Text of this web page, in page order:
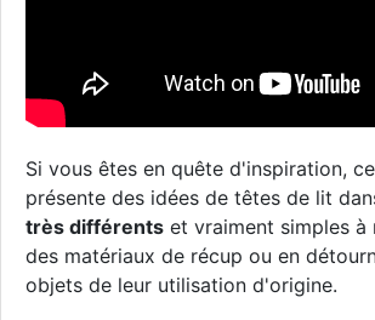
Si vous êtes en quête d'inspiration,
présente des idées de têtes de lit
très différents et vraiment simples à
des matériaux de récup ou en
objets de leur utilisation d'origine.